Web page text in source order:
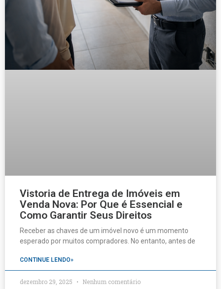
Vistoria de Entrega de Imóveis em
Venda Nova: Por Que é Essencial e
Como Garantir Seus Direitos
Receber as chaves de um imóvel novo é um momento
esperado por muitos compradores. No entanto, antes de
CONTINUE LENDO»
dezembro 29, 2025 Nenhum comentário